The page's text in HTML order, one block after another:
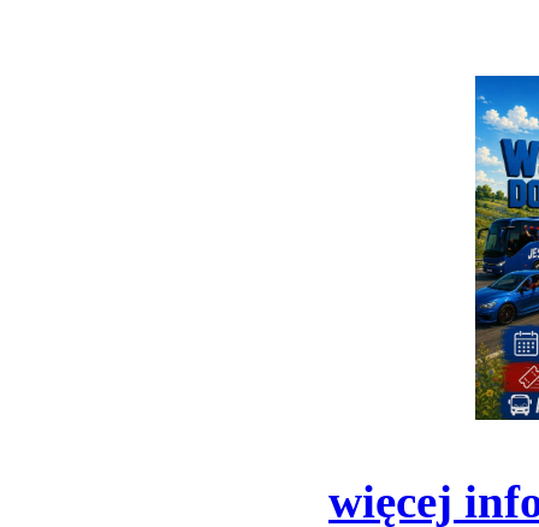
więcej